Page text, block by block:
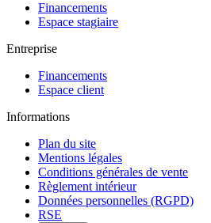
Financements
Espace stagiaire
Entreprise
Financements
Espace client
Informations
Plan du site
Mentions légales
Conditions générales de vente
Règlement intérieur
Données personnelles (RGPD)
RSE